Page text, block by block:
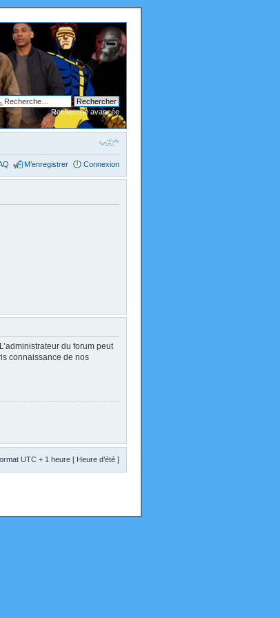
Recherche avancée
M’enregistrer Connexion
du forum peut
connaissance de nos
UTC + 1 heure [ Heure d’été ]